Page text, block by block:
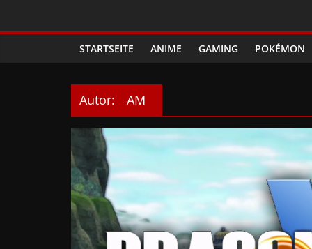
Phanimenal
Täglich
interessante
Anime
News
STARTSEITE ANIME GAMING POKÉMON
Autor: AM